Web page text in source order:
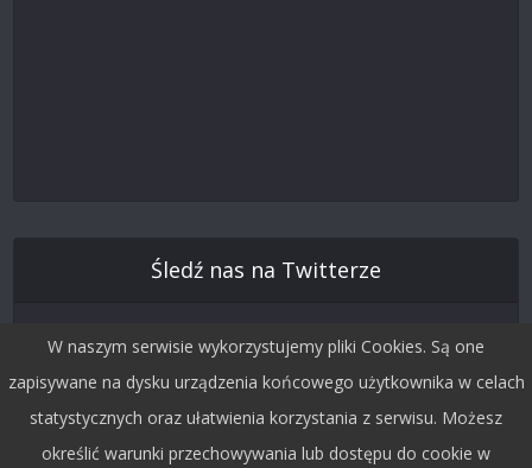
Śledź nas na Twitterze
W naszym serwisie wykorzystujemy pliki Cookies. Są one
zapisywane na dysku urządzenia końcowego użytkownika w celach
statystycznych oraz ułatwienia korzystania z serwisu. Możesz
określić warunki przechowywania lub dostępu do cookie w